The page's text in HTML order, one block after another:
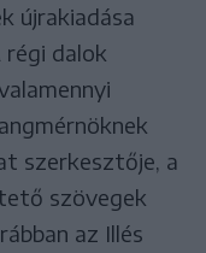
újrakiadása
dalok
szerkesztője, a
szövegek
az Illés